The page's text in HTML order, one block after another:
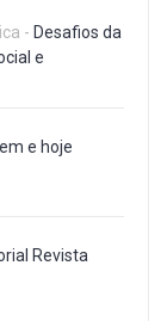
- Desafios da
e
e hoje
Revista